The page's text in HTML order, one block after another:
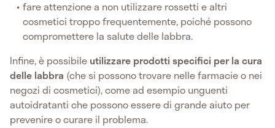
fare attenzione a non utilizzare rossetti e altri
cosmetici troppo frequentemente, poiché possono
compromettere la salute delle labbra.
Infine, è possibile utilizzare prodotti specifici per la cura
delle labbra (che si possono trovare nelle farmacie o nei
negozi di cosmetici), come ad esempio unguenti
autoidratanti che possono essere di grande aiuto per
prevenire o curare il problema.